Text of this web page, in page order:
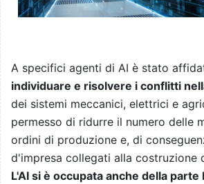
A specifici agenti di AI è stato
individuare e risolvere i conflitti
dei sistemi meccanici, elettrici e
permesso di ridurre il numero delle
ordini di produzione e, di
d'impresa collegati alla costruzione
L'AI si è occupata anche della